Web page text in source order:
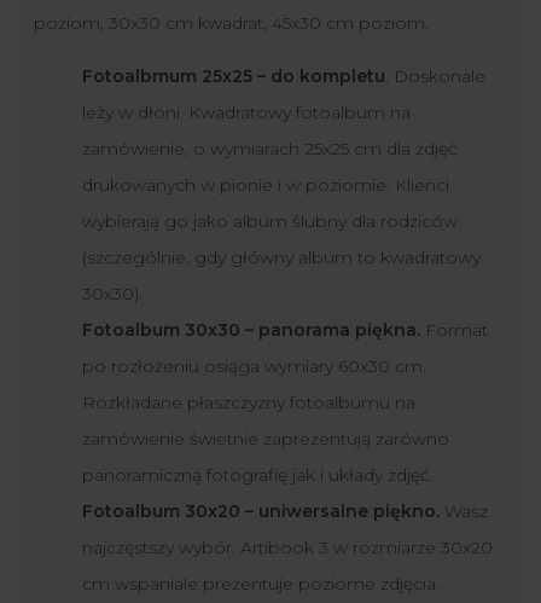
poziom, 30x30 cm kwadrat, 45x30 cm poziom.
Fotoalbmum 25x25 – do kompletu. Doskonale
leży w dłoni. Kwadratowy fotoalbum na
zamówienie, o wymiarach 25x25 cm dla zdjęć
drukowanych w pionie i w poziomie. Klienci
wybierają go jako album ślubny dla rodziców
(szczególnie, gdy główny album to kwadratowy
30x30).
Fotoalbum 30x30 – panorama piękna. Format
po rozłożeniu osiąga wymiary 60x30 cm.
Rozkładane płaszczyzny fotoalbumu na
zamówienie świetnie zaprezentują zarówno
panoramiczną fotografię jak i układy zdjęć.
Fotoalbum 30x20 – uniwersalne piękno. Wasz
najczęstszy wybór. Artibook 3 w rozmiarze 30x20
cm wspaniale prezentuje poziome zdjęcia.